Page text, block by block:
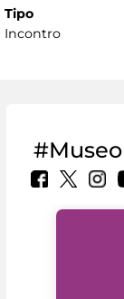
Tipo
Incontro